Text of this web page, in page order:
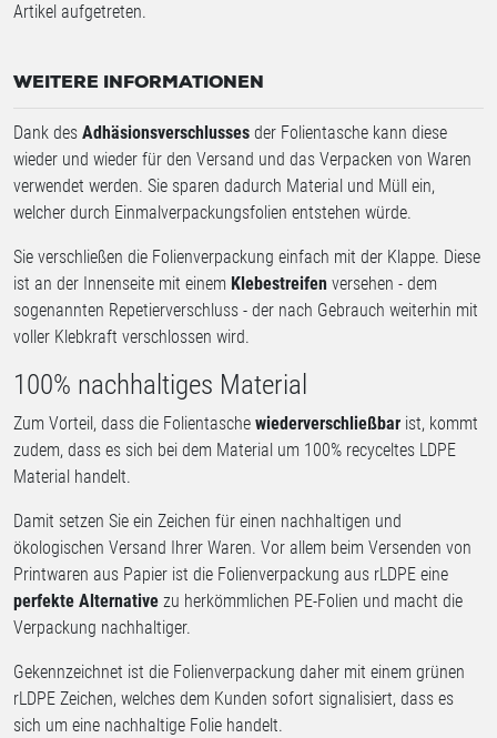
Artikel aufgetreten.
WEITERE INFORMATIONEN
Dank des Adhäsionsverschlusses der Folientasche kann diese
wieder und wieder für den Versand und das Verpacken von Waren
verwendet werden. Sie sparen dadurch Material und Müll ein,
welcher durch Einmalverpackungsfolien entstehen würde.
Sie verschließen die Folienverpackung einfach mit der Klappe. Diese
ist an der Innenseite mit einem Klebestreifen versehen - dem
sogenannten Repetierverschluss - der nach Gebrauch weiterhin mit
voller Klebkraft verschlossen wird.
100% nachhaltiges Material
Zum Vorteil, dass die Folientasche wiederverschließbar ist, kommt
zudem, dass es sich bei dem Material um 100% recyceltes LDPE
Material handelt.
Damit setzen Sie ein Zeichen für einen nachhaltigen und
ökologischen Versand Ihrer Waren. Vor allem beim Versenden von
Printwaren aus Papier ist die Folienverpackung aus rLDPE eine
perfekte Alternative zu herkömmlichen PE-Folien und macht die
Verpackung nachhaltiger.
Gekennzeichnet ist die Folienverpackung daher mit einem grünen
rLDPE Zeichen, welches dem Kunden sofort signalisiert, dass es
sich um eine nachhaltige Folie handelt.